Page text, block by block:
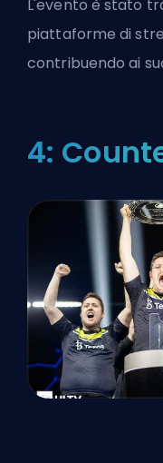
L'evento è stato
piattaforme di
contribuendo ai
4: